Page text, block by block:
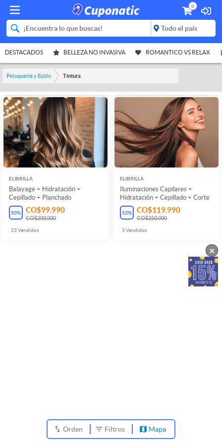
0
DESTACADOS BELLEZA NO INVASIVA ROMANTICO VS RELAX
Peluquería y Estilo Tintura
ELIBRILLA
Balayage + Hidratación +
Cepillado + Planchado
50% CO$99.990
CO$200.000
23Vendidos
ELIBRILLA
Iluminaciones Capilares +
Hidratación + Cepillado + Corte
52% CO$119.990
CO$250.000
3Vendidos
Orden Filtros Mapa
×